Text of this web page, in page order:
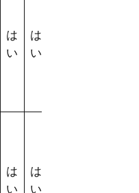
は
い
は
い
は
い
は
い